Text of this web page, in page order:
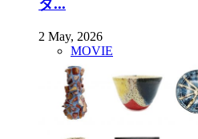
ダ...
2 May, 2026
MOVIE